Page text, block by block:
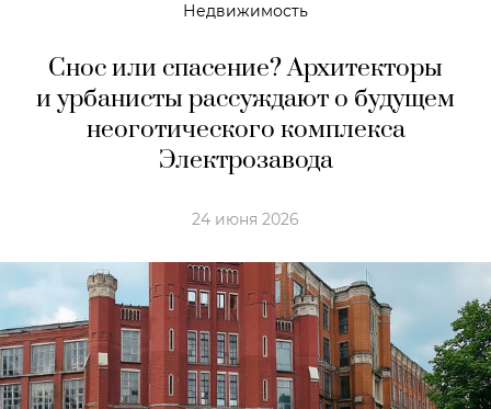
Недвижимость
Снос или спасение? Архитекторы
и урбанисты рассуждают о будущем
неоготического комплекса
Электрозавода
24 июня 2026